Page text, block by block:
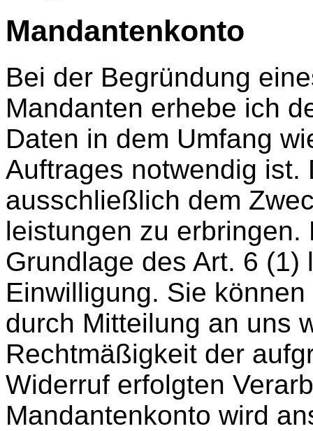
Mandantenkonto
Bei der Begründung
Mandanten erhebe ich
Daten in dem Umfang
Auftrages notwendig
ausschließlich dem
leistungen zu
Grundlage des Art. 6 (1)
Einwilligung. Sie
durch Mitteilung an uns
Rechtmäßigkeit der
Widerruf erfolgten
Mandantenkonto wird